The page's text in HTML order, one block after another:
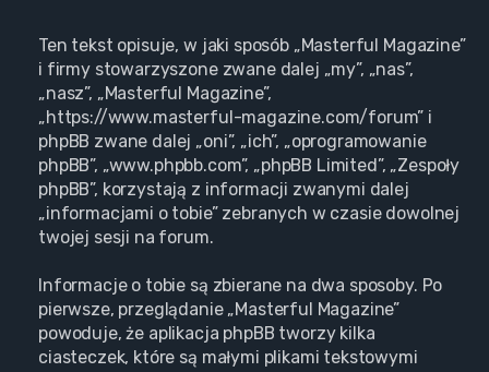
Ten tekst opisuje, w jaki sposób „Masterful Magazine”
i firmy stowarzyszone zwane dalej „my”, „nas”,
„nasz”, „Masterful Magazine”,
„https://www.masterful-magazine.com/forum” i
phpBB zwane dalej „oni”, „ich”, „oprogramowanie
phpBB”, „www.phpbb.com”, „phpBB Limited”, „Zespoły
phpBB”, korzystają z informacji zwanymi dalej
„informacjami o tobie” zebranych w czasie dowolnej
twojej sesji na forum.
Informacje o tobie są zbierane na dwa sposoby. Po
pierwsze, przeglądanie „Masterful Magazine”
powoduje, że aplikacja phpBB tworzy kilka
ciasteczek, które są małymi plikami tekstowymi